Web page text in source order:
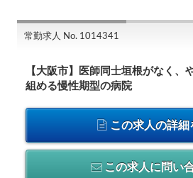
常勤求人 No. 1014341
【大阪市】医師同士垣根がなく、
組める慢性期型の病院
この求人の詳細
この求人に問い